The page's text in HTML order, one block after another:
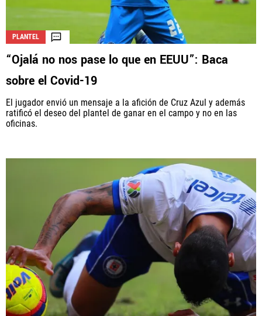
PLANTEL
“Ojalá no nos pase lo que en EEUU”: Baca
sobre el Covid-19
El jugador envió un mensaje a la afición de Cruz Azul y además
ratificó el deseo del plantel de ganar en el campo y no en las
oficinas.